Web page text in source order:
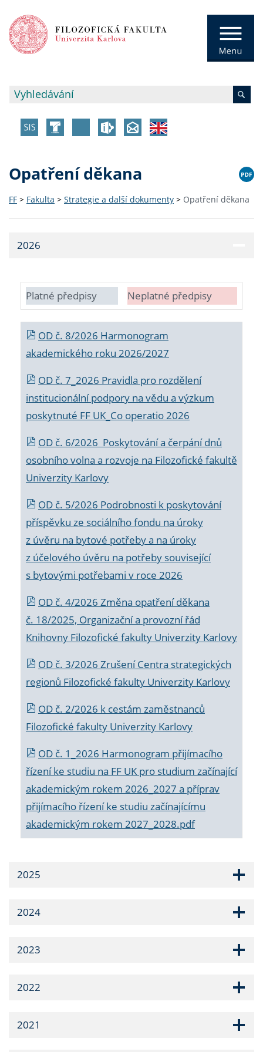
Opatření děkana
FF > Fakulta > Strategie a další dokumenty > Opatření děkana
2026
Platné předpisy Neplatné předpisy
OD č. 8/2026 Harmonogram
akademického roku 2026/2027
OD č. 7_2026 Pravidla pro rozdělení
institucionální podpory na vědu a výzkum
poskytnuté FF UK_Co operatio 2026
OD č. 6/2026 Poskytování a čerpání dnů
osobního volna a rozvoje na Filozofické fakultě
Univerzity Karlovy
OD č. 5/2026 Podrobnosti k poskytování
příspěvku ze sociálního fondu na úroky
z úvěru na bytové potřeby a na úroky
z účelového úvěru na potřeby související
s bytovými potřebami v roce 2026
OD č. 4/2026 Změna opatření děkana
č. 18/2025, Organizační a provozní řád
Knihovny Filozofické fakulty Univerzity Karlovy
OD č. 3/2026 Zrušení Centra strategických
regionů Filozofické fakulty Univerzity Karlovy
OD č. 2/2026 k cestám zaměstnanců
Filozofické fakulty Univerzity Karlovy
OD č. 1_2026 Harmonogram přijímacího
řízení ke studiu na FF UK pro studium začínající
akademickým rokem 2026_2027 a příprav
přijímacího řízení ke studiu začínajícímu
akademickým rokem 2027_2028.pdf
2025
2024
2023
2022
2021